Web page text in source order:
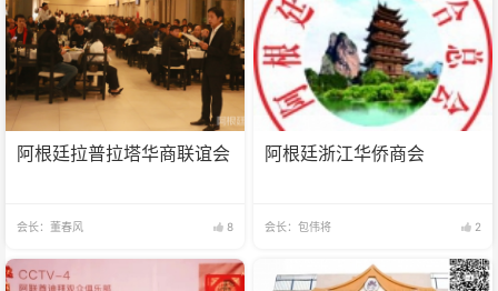
阿根廷拉普拉塔华商联谊会
会长：董春风 8
阿根廷浙江华侨商会
会长：包伟将 2